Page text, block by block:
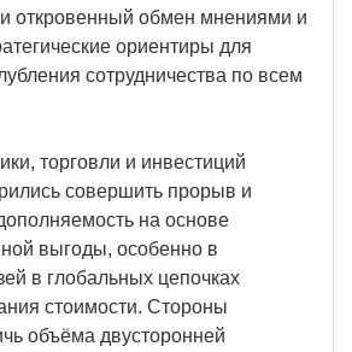
откровенный обмен мнениями и
ориентиры для
сотрудничества по всем
торговли и инвестиций
совершить прорыв и
на основе
выгоды, особенно в
в глобальных цепочках
стоимости. Стороны
объёма двусторонней